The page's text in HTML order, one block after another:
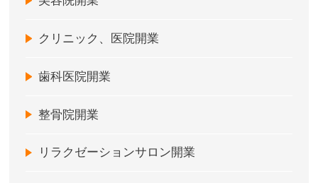
クリニック、医院開業
歯科医院開業
整骨院開業
リラクゼーションサロン開業